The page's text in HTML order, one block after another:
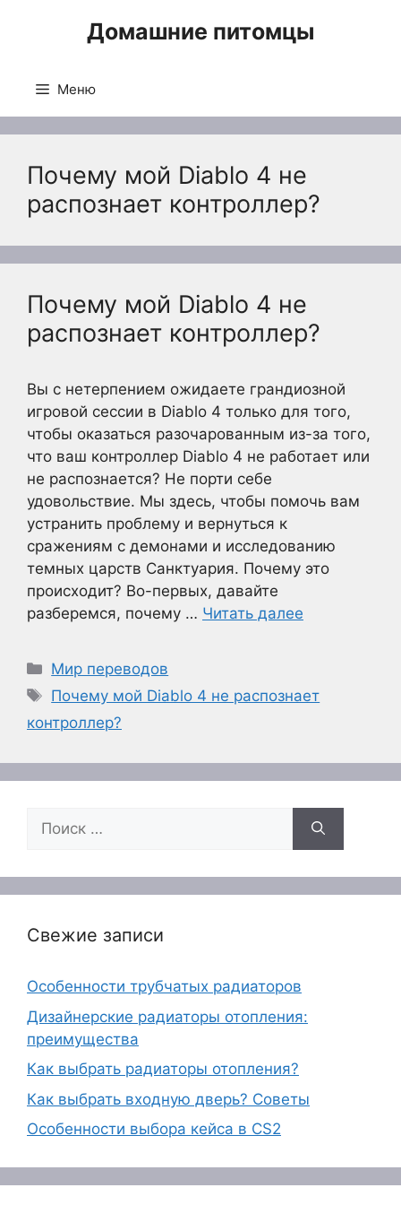
Домашние питомцы
Меню
Почему мой Diablo 4 не
распознает контроллер?
Почему мой Diablo 4 не
распознает контроллер?
Вы с нетерпением ожидаете грандиозной
игровой сессии в Diablo 4 только для того,
чтобы оказаться разочарованным из-за того,
что ваш контроллер Diablo 4 не работает или
не распознается? Не порти себе
удовольствие. Мы здесь, чтобы помочь вам
устранить проблему и вернуться к
сражениям с демонами и исследованию
темных царств Санктуария. Почему это
происходит? Во-первых, давайте
разберемся, почему … Читать далее
Рубрики
Мир переводов
Метки
Почему мой Diablo 4 не распознает
контроллер?
Поиск:
Свежие записи
Особенности трубчатых радиаторов
Дизайнерские радиаторы отопления:
преимущества
Как выбрать радиаторы отопления?
Как выбрать входную дверь? Советы
Особенности выбора кейса в CS2